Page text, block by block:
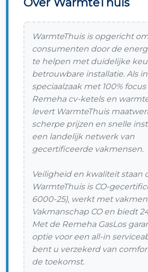
WarmteThuis is opgericht
consumenten door de
te helpen met duidelijke
betrouwbare installatie. Als
speciaalzaak met 100%
Remeha cv-ketels en
levert WarmteThuis
scherpe prijzen en snelle
een landelijk netwerk van
gecertificeerde vakmensen.
Veiligheid en kwaliteit staan
WarmteThuis is CO-
6000-25), werkt met
Vakmanschap CO en biedt
Met de Remeha GasLos
optie voor een all-in
bent u verzekerd van
de toekomst.